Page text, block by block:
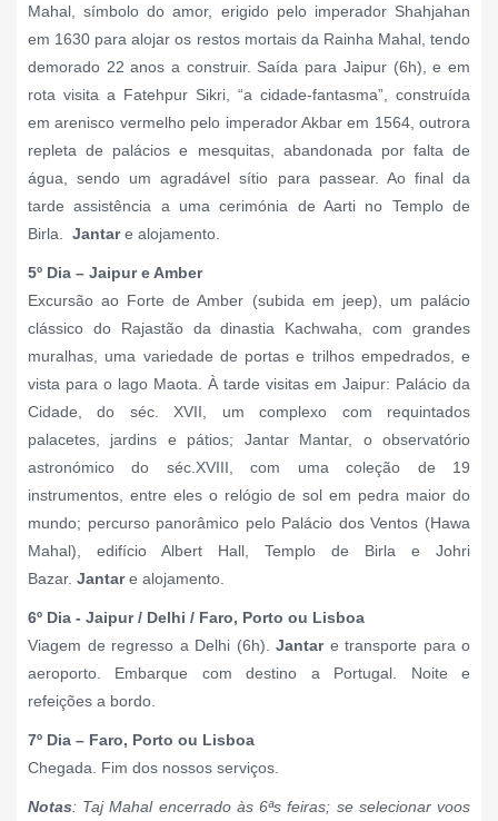
Mahal, símbolo do amor, erigido pelo imperador Shahjahan
em 1630 para alojar os restos mortais da Rainha Mahal, tendo
demorado 22 anos a construir. Saída para Jaipur (6h), e em
rota visita a Fatehpur Sikri, “a cidade-fantasma”, construída
em arenisco vermelho pelo imperador Akbar em 1564, outrora
repleta de palácios e mesquitas, abandonada por falta de
água, sendo um agradável sítio para passear. Ao final da
tarde assistência a uma cerimónia de Aarti no Templo de
Birla. Jantare alojamento.
5º Dia – Jaipur e Amber
Excursão ao Forte de Amber (subida em jeep), um palácio
clássico do Rajastão da dinastia Kachwaha, com grandes
muralhas, uma variedade de portas e trilhos empedrados, e
vista para o lago Maota. À tarde visitas em Jaipur: Palácio da
Cidade, do séc. XVII, um complexo com requintados
palacetes, jardins e pátios; Jantar Mantar, o observatório
astronómico do séc.XVIII, com uma coleção de 19
instrumentos, entre eles o relógio de sol em pedra maior do
mundo; percurso panorâmico pelo Palácio dos Ventos (Hawa
Mahal), edifício Albert Hall, Templo de Birla e Johri
Bazar. Jantare alojamento.
6º Dia - Jaipur / Delhi / Faro, Porto ou Lisboa
Viagem de regresso a Delhi (6h). Jantare transporte para o
aeroporto. Embarque com destino a Portugal. Noite e
refeições a bordo.
7º Dia – Faro, Porto ou Lisboa
Chegada. Fim dos nossos serviços.
Notas: Taj Mahal encerrado às 6ªs feiras; se selecionar voos